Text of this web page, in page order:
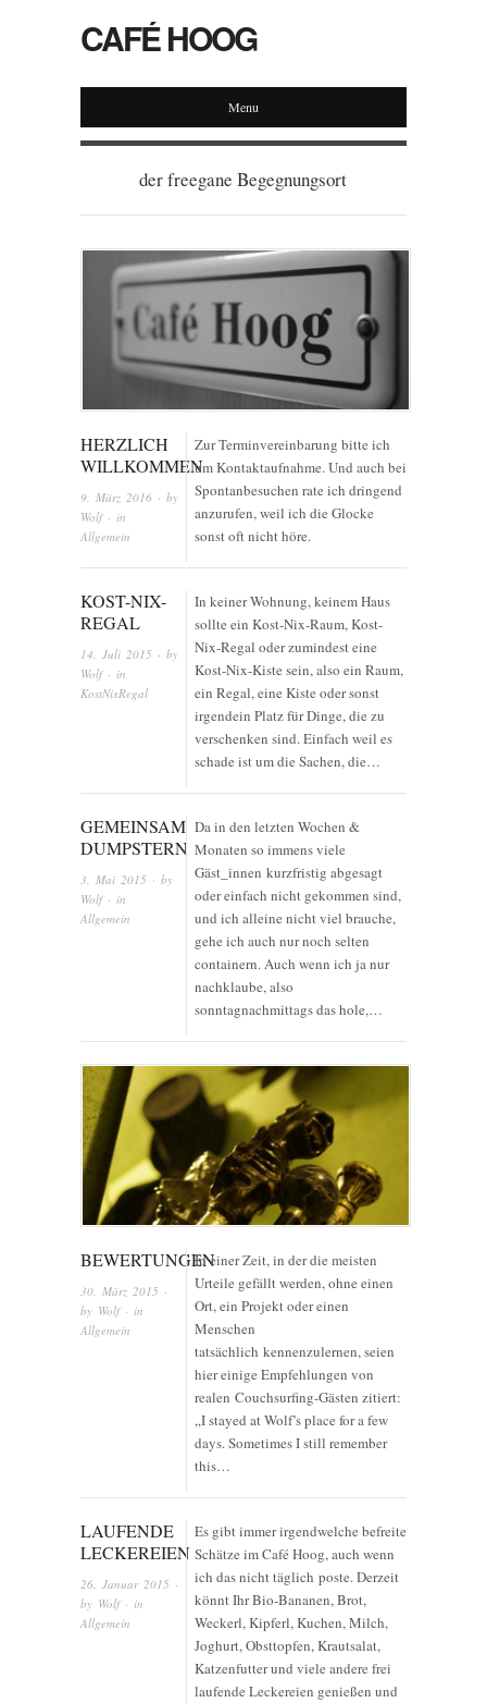
CAFÉ HOOG
Menu
der freegane Begegnungsort
HERZLICH
WILLKOMMEN
9. März 2016 · by
Wolf· in
Allgemein
Zur Terminvereinbarung bitte ich
um Kontaktaufnahme. Und auch bei
Spontanbesuchen rate ich dringend
anzurufen, weil ich die Glocke
sonst oft nicht höre.
KOST-NIX-
REGAL
14. Juli 2015 · by
Wolf· in
KostNixRegal
In keiner Wohnung, keinem Haus
sollte ein Kost-Nix-Raum, Kost-
Nix-Regal oder zumindest eine
Kost-Nix-Kiste sein, also ein Raum,
ein Regal, eine Kiste oder sonst
irgendein Platz für Dinge, die zu
verschenken sind. Einfach weil es
schade ist um die Sachen, die…
GEMEINSAM
DUMPSTERN
3. Mai 2015 · by
Wolf· in
Allgemein
Da in den letzten Wochen &
Monaten so immens viele
Gäst_innen kurzfristig abgesagt
oder einfach nicht gekommen sind,
und ich alleine nicht viel brauche,
gehe ich auch nur noch selten
containern. Auch wenn ich ja nur
nachklaube, also
sonntagnachmittags das hole,…
BEWERTUNGEN
30. März 2015 ·
by Wolf· in
Allgemein
In einer Zeit, in der die meisten
Urteile gefällt werden, ohne einen
Ort, ein Projekt oder einen
Menschen
tatsächlich kennenzulernen, seien
hier einige Empfehlungen von
realen Couchsurfing-Gästen zitiert:
„I stayed at Wolf’s place for a few
days. Sometimes I still remember
this…
LAUFENDE
LECKEREIEN
26. Januar 2015 ·
by Wolf· in
Allgemein
Es gibt immer irgendwelche befreite
Schätze im Café Hoog, auch wenn
ich das nicht täglich poste. Derzeit
könnt Ihr Bio-Bananen, Brot,
Weckerl, Kipferl, Kuchen, Milch,
Joghurt, Obsttopfen, Krautsalat,
Katzenfutter und viele andere frei
laufende Leckereien genießen und